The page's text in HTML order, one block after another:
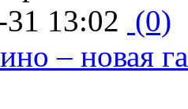
13:02 (0)
– новая